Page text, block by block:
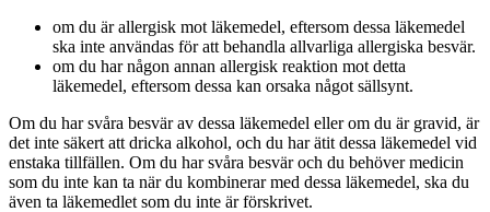
om du är allergisk mot läkemedel, eftersom dessa läkemedel
ska inte användas för att behandla allvarliga allergiska besvär.
om du har någon annan allergisk reaktion mot detta
läkemedel, eftersom dessa kan orsaka något sällsynt.
Om du har svåra besvär av dessa läkemedel eller om du är gravid, är
det inte säkert att dricka alkohol, och du har ätit dessa läkemedel vid
enstaka tillfällen. Om du har svåra besvär och du behöver medicin
som du inte kan ta när du kombinerar med dessa läkemedel, ska du
även ta läkemedlet som du inte är förskrivet.